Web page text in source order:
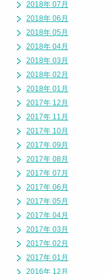
2018年 07月
2018年 06月
2018年 05月
2018年 04月
2018年 03月
2018年 02月
2018年 01月
2017年 12月
2017年 11月
2017年 10月
2017年 09月
2017年 08月
2017年 07月
2017年 06月
2017年 05月
2017年 04月
2017年 03月
2017年 02月
2017年 01月
2016年 12月